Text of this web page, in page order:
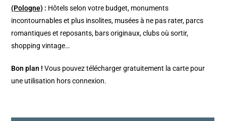
(Pologne) : Hôtels selon votre budget, monuments
incontournables et plus insolites, musées à ne pas rater, parcs
romantiques et reposants, bars originaux, clubs où sortir,
shopping vintage…
Bon plan ! Vous pouvez télécharger gratuitement la carte pour
une utilisation hors connexion.